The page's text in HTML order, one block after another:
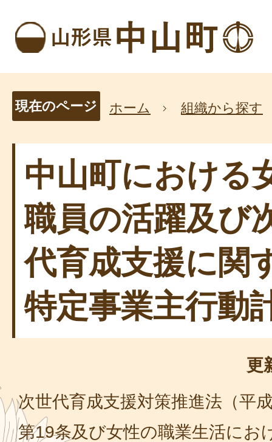
現在のページ ホーム 組織から探す
中山町における
職員の活躍及び
代育成支援に関
特定事業主行動
更
次世代育成支援対策推進法（平
第19条及び女性の職業生活にお